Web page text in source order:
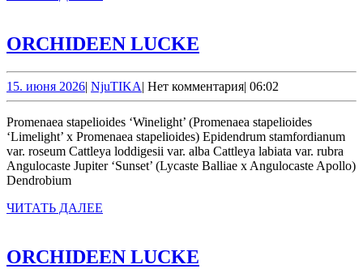
ORCHIDEEN LUCKE
15. июня 202615.
июня
2026
| NjuTIKANjuTIKA
| Нет комментария| 06:02
Promenaea stapelioides ‘Winelight’ (Promenaea stapelioides
‘Limelight’ x Promenaea stapelioides) Epidendrum stamfordianum
var. roseum Cattleya loddigesii var. alba Cattleya labiata var. rubra
Angulocaste Jupiter ‘Sunset’ (Lycaste Balliae x Angulocaste Apollo)
Dendrobium
ЧИТАТЬ ДАЛЕЕ
ORCHIDEEN LUCKE